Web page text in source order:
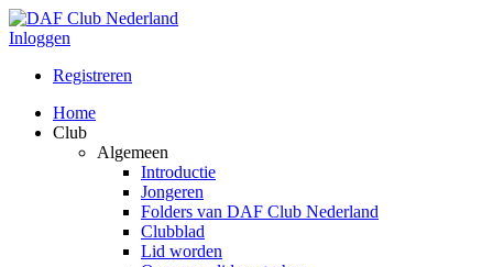
Inloggen
Registreren
Home
Club
Algemeen
Introductie
Jongeren
Folders van DAF Club Nederland
Clubblad
Lid worden